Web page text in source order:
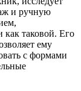
и ручную
как таковой. Его
ему
с формами